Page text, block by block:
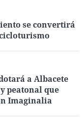
se convertirá
a Albacete
peatonal que
Imaginalia